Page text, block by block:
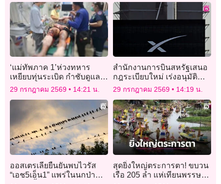
‘แม่ทัพภาค 1’ห่วงทหาร
เหยียบทุ่นระเบิด กำชับดูแล
อย่างดีที่สุด
29 กรกฎาคม 2569 14:21 น.
สำนักงานการบินสหรัฐเสนอ
กฎระเบียบใหม่ เร่งอนุมัติ
ภารกิจอวกาศเชิงพาณิชย์
29 กรกฎาคม 2569 14:19 น.
ออสเตรเลียยืนยันพบไวรัส
“เอช5เอ็น1” แพร่ในนกป่าพื้น
สุดยิ่งใหญ่ตระการตา! ขบวน
เรือ 205 ลำ แห่เทียนพรรษา